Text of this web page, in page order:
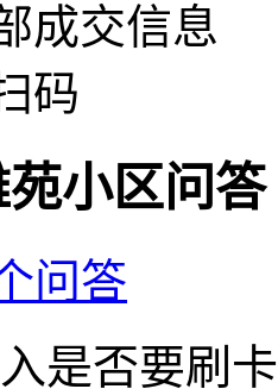
成交信息
码
小区问答
问答
是否要刷